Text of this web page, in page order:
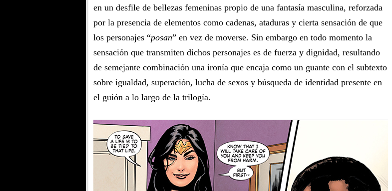
en un desfile de bellezas femeninas propio de una fantasía masculina, reforzada
por la presencia de elementos como cadenas, ataduras y cierta sensación de que
los personajes “posan” en vez de moverse. Sin embargo en todo momento la
sensación que transmiten dichos personajes es de fuerza y dignidad, resultando
de semejante combinación una ironía que encaja como un guante con el subtexto
sobre igualdad, superación, lucha de sexos y búsqueda de identidad presente en
el guión a lo largo de la trilogía.